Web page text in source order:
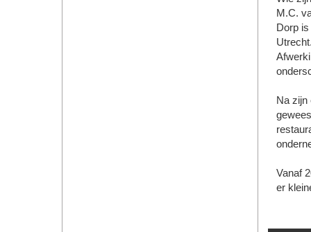
M.C.
Dorp
Na zijn
Vanaf
er